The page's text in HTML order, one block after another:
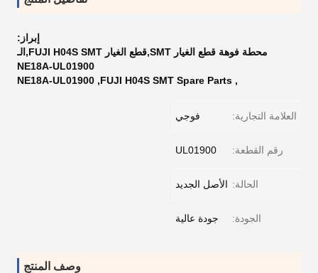
إبراز:
محطة فوهة قطع الغيار SMT,قطع الغيار FUJI H04S SMT,الـ
NE18A-UL01900
,
FUJI H04S SMT Spare Parts
,
NE18A-UL01900
العلامة التجارية: فوجي
رقم القطعة: UL01900
الحالة: الأصل الجديد
الجودة: جودة عالية
وصف المنتج